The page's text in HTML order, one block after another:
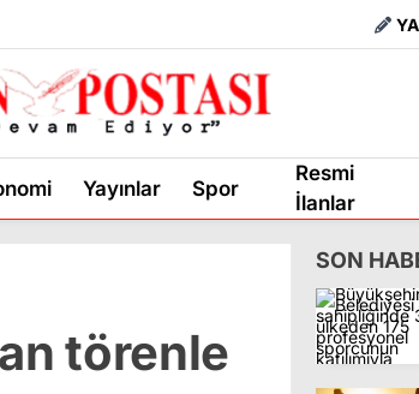
Yayınlar Spor
Resmi
İlanlar
törenle
SON